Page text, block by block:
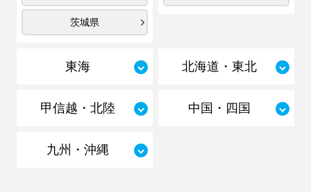
茨城県
東海 北海道・東北
甲信越・北陸 中国・四国
九州・沖縄